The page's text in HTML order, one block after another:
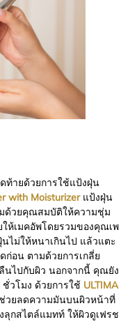
ท้ายด้วยการใช้แป้งฝุ่น
with Moisturizerแป้งฝุ่น
มด้วยคุณสมบัติให้ความชุ่ม
ห้เมคอัพโดยรวมของคุณเพ
ไม่ให้หนาเกินไป แล้วแตะ
อน ตามด้วยการเกลี่ย
นไปกับผิว นอกจากนี้ คุณยัง
วโมง ด้วยการใช้ ULTIMA
วยลดความมันบนผิวหน้าที่
ลุกสไตล์แมทท์ ให้ผิวดูเฟรช